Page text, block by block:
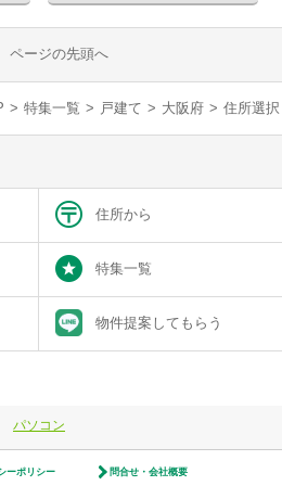
ページの先頭へ
> 特集一覧 > 戸建て > 大阪府 > 住所選択
住所から
特集一覧
物件提案してもらう
パソコン
ーポリシー 問合せ・会社概要